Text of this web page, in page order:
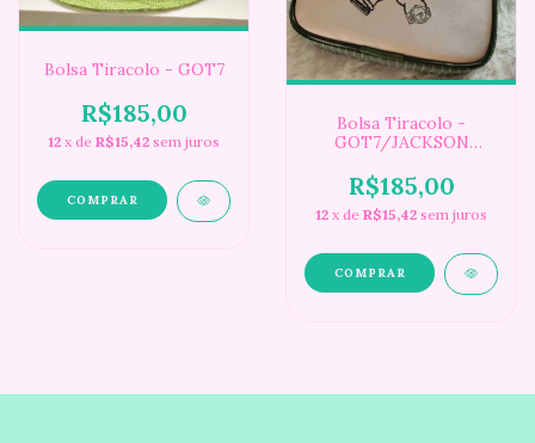
Bolsa Tiracolo - GOT7
R$185,00
12 x de R$15,42 sem juros
Bolsa Tiracolo -
GOT7/JACKSON
R$185,00
12 x de R$15,42 sem juros